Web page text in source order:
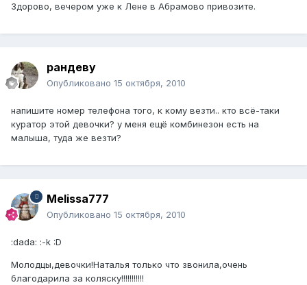
Здорово, вечером уже к Лене в Абрамово привозите.
рандеву
Опубликовано 15 октября, 2010
напишите номер телефона того, к кому везти.. кто всё-таки
куратор этой девочки? у меня ещё комбинезон есть на
малыша, туда же везти?
Melissa777
Опубликовано 15 октября, 2010
:dada: :-k :D
Молодцы,девочки!Наталья только что звонила,очень
благодарила за коляску!!!!!!!!!!!